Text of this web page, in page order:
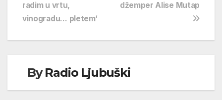
džemper Alise Mutap
radim u vrtu,
vinogradu… pletem‘
ByRadio Ljubuški